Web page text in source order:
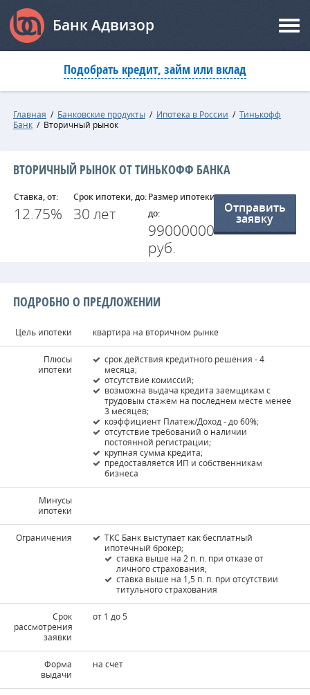
Банк Адвизор
Подобрать кредит, займ или вклад
Главная / Банковские продукты / Ипотека в России / Тинькофф
Банк / Вторичный рынок
ВТОРИЧНЫЙ РЫНОК ОТ ТИНЬКОФФ БАНКА
Ставка, от:
12.75%
Срок ипотеки, до:
30 лет
Размер ипотеки,
до:
99000000
руб.
Отправить
заявку
ПОДРОБНО О ПРЕДЛОЖЕНИИ
Цель ипотеки квартира на вторичном рынке
Плюсы
ипотеки
срок действия кредитного решения - 4
месяца;
отсутствие комиссий;
возможна выдача кредита заемщикам с
трудовым стажем на последнем месте менее
3 месяцев;
коэффициент Платеж/Доход - до 60%;
отсутствие требований о наличии
постоянной регистрации;
крупная сумма кредита;
предоставляется ИП и собственникам
бизнеса
Минусы
ипотеки
Ограничения
ТКС Банк выступает как бесплатный
ипотечный брокер;
ставка выше на 2 п. п. при отказе от
личного страхования;
ставка выше на 1,5 п. п. при отсутствии
титульного страхования
Срок
рассмотрения
заявки
от 1 до 5
Форма
выдачи
на счет